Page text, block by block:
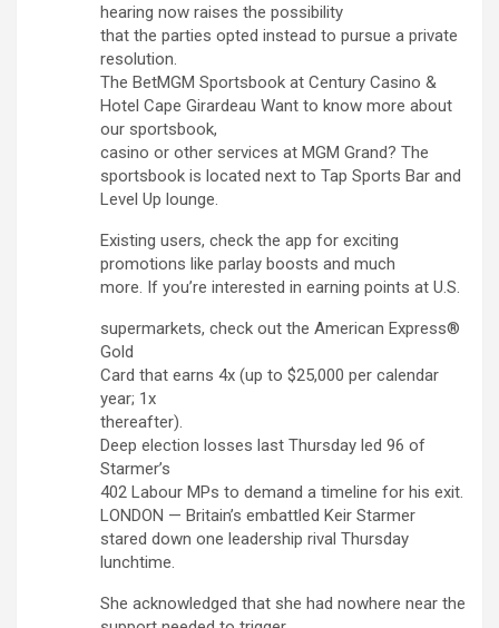
hearing now raises the possibility
that the parties opted instead to pursue a private
resolution.
The BetMGM Sportsbook at Century Casino &
Hotel Cape Girardeau Want to know more about
our sportsbook,
casino or other services at MGM Grand? The
sportsbook is located next to Tap Sports Bar and
Level Up lounge.
Existing users, check the app for exciting
promotions like parlay boosts and much
more. If you’re interested in earning points at U.S.
supermarkets, check out the American Express®
Gold
Card that earns 4x (up to $25,000 per calendar
year; 1x
thereafter).
Deep election losses last Thursday led 96 of
Starmer’s
402 Labour MPs to demand a timeline for his exit.
LONDON — Britain’s embattled Keir Starmer
stared down one leadership rival Thursday
lunchtime.
She acknowledged that she had nowhere near the